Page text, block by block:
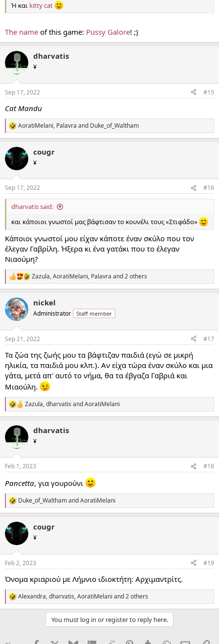
Ή και kitty cat
The name of this game: Pussy Galore! ;)
dharvatis
¥
Sep 17, 2022 #15
Cat Mandu
R
e
c
t
i
s
:
AoratiMelani, Palavra and Duke_of_Waltham
cougr
¥
Sep 17, 2022 #16
dharvatis said:
και κάποιοι γνωστοί μας βάφτισαν το κουνέλι τους «Στιφάδο»
Κάποιοι γνωστοί μου είχαν κάποτε έναν σκύλο που τον
έλεγαν Γαβρίλη. Ήξερα κι ένα γατάκι που το έλεγαν
Νιαούμη?
R
e
c
t
i
s
Zazula,AoratiMelani, Palavra and 2 others
nickel
Administrator Staff member
Sep 21, 2022 #17
Τα ζώα της ζωής μου τα βάφτιζαν παιδιά (εγώ σε μικρή
ηλικία, τα παιδιά μου κλπ.). Αν είχα τώρα έναν σκύλο και μια
γάτα, μετά απ' αυτό το νήμα, θα τα έβγαζα Γαβριά και
Μιαούλη.
R
e
c
i
s
Zazula,dharvatis andAoratiMelani
dharvatis
¥
Feb 1, 2023 #18
Pancetta, για γουρούνι
R
e
c
t
i
s
Duke_of_WalthamandAoratiMelani
cougr
¥
Feb 2, 2023 #19
Όνομα κριαριού με Λήμνιο ιδιοκτήτη: Αρχιμαντρίτς.
R
e
Alexandra,dharvatis,AoratiMelani and 2 others
You must log in or register to reply here.